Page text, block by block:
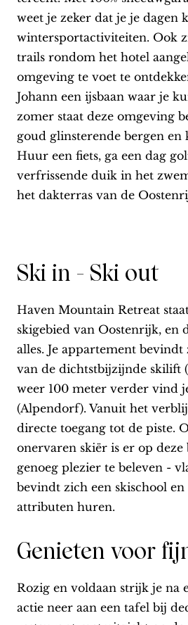
weet je zeker dat je je dagen
wintersportactiviteiten. Ook
trails rondom het hotel
omgeving te voet te
Johann een ijsbaan waar je
zomer staat deze omgeving
goud glinsterende bergen en
Huur een fiets, ga een dag
verfrissende duik in het
het dakterras van de
Ski in - Ski out
Haven Mountain Retreat
skigebied van Oostenrijk, en
alles. Je appartement
van de dichtstbijzijnde skilift
weer 100 meter verder vind
(Alpendorf). Vanuit het
directe toegang tot de piste.
onervaren skiër is er op deze
genoeg plezier te beleven -
bevindt zich een skischool
attributen huren.
Genieten voor
Rozig en voldaan strijk je na
actie neer aan een tafel bij